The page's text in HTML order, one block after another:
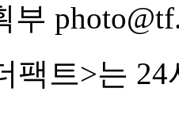
부
팩트>는